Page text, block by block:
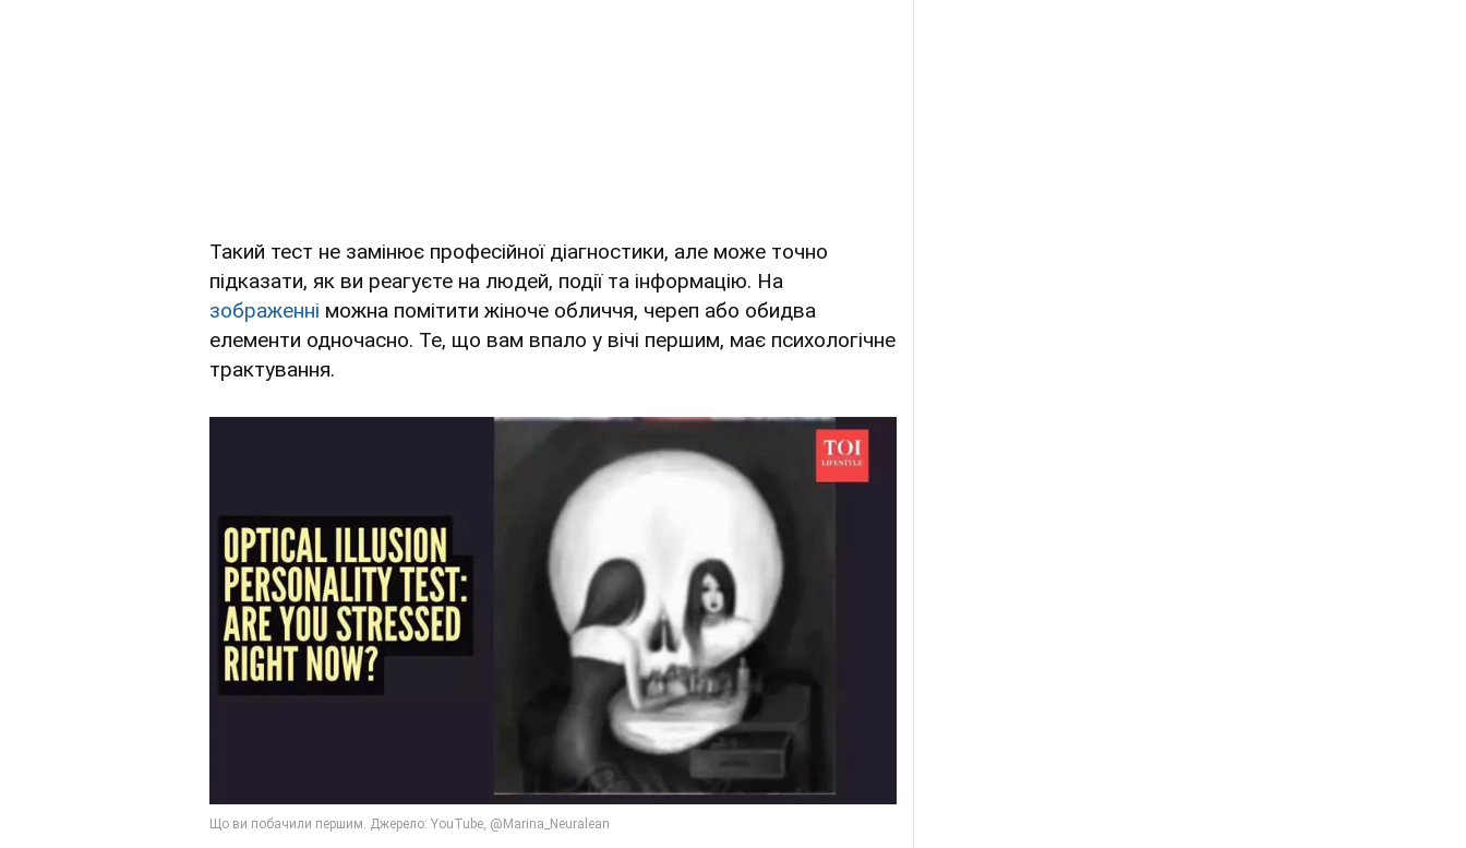
Такий тест не замінює професійної діагностики, але може точно
підказати, як ви реагуєте на людей, події та інформацію. На
зображенні можна помітити жіноче обличчя, череп або обидва
елементи одночасно. Те, що вам впало у вічі першим, має психологічне
трактування.